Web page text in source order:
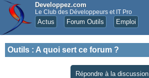
Developpez.com
Le Club des Développeurs et IT Pro
Actus Forum Outils Emploi
Outils : A quoi sert ce forum ?
Répondre à la discussion